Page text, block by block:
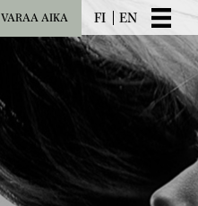
VARAA AIKA FI EN